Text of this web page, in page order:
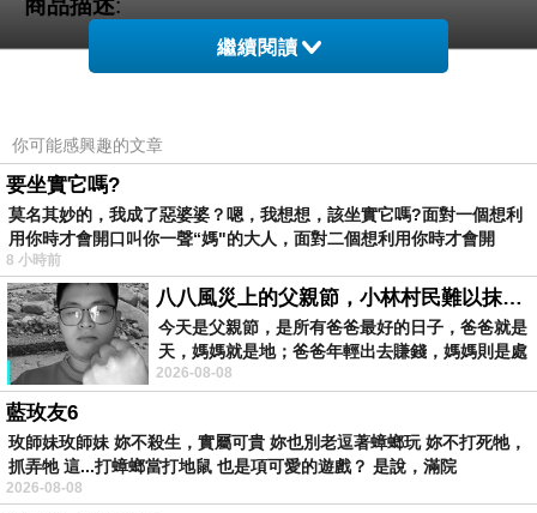
商品描述:
繼續閱讀
你可能感興趣的文章
要坐實它嗎?
莫名其妙的，我成了惡婆婆？嗯，我想想，該坐實它嗎?面對一個想利
用你時才會開口叫你一聲“媽"的大人，面對二個想利用你時才會開
8 小時前
八八風災上的父親節，小林村民難以抹滅的痛
今天是父親節，是所有爸爸最好的日子，爸爸就是
天，媽媽就是地；爸爸年輕出去賺錢，媽媽則是處
理家務，職業不分高低貴賤，只有人品才
2026-08-08
藍玫友6
玫師妹玫師妹 妳不殺生，實屬可貴 妳也別老逗著蟑螂玩 妳不打死牠，
抓弄牠 這...打蟑螂當打地鼠 也是項可愛的遊戲？ 是說，滿院
2026-08-08